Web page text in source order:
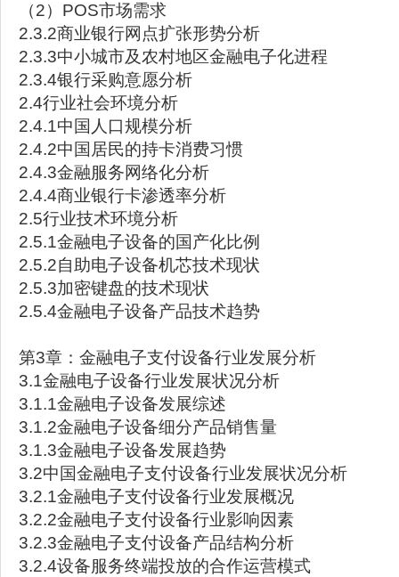
（2）POS市场需求
2.3.2商业银行网点扩张形势分析
2.3.3中小城市及农村地区金融电子化进程
2.3.4银行采购意愿分析
2.4行业社会环境分析
2.4.1中国人口规模分析
2.4.2中国居民的持卡消费习惯
2.4.3金融服务网络化分析
2.4.4商业银行卡渗透率分析
2.5行业技术环境分析
2.5.1金融电子设备的国产化比例
2.5.2自助电子设备机芯技术现状
2.5.3加密键盘的技术现状
2.5.4金融电子设备产品技术趋势
第3章：金融电子支付设备行业发展分析
3.1金融电子设备行业发展状况分析
3.1.1金融电子设备发展综述
3.1.2金融电子设备细分产品销售量
3.1.3金融电子设备发展趋势
3.2中国金融电子支付设备行业发展状况分析
3.2.1金融电子支付设备行业发展概况
3.2.2金融电子支付设备行业影响因素
3.2.3金融电子支付设备产品结构分析
3.2.4设备服务终端投放的合作运营模式